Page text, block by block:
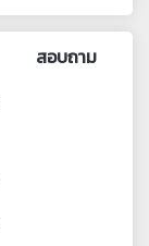
สอบถาม